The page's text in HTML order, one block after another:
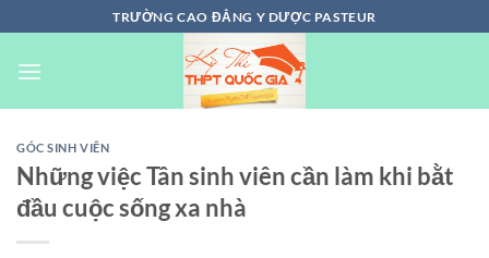
đến
nội
TRƯỜNG CAO ĐẲNG Y DƯỢC PASTEUR
GÓC SINH VIÊN
Những việc Tân sinh viên cần làm khi bằt
đầu cuộc sống xa nhà